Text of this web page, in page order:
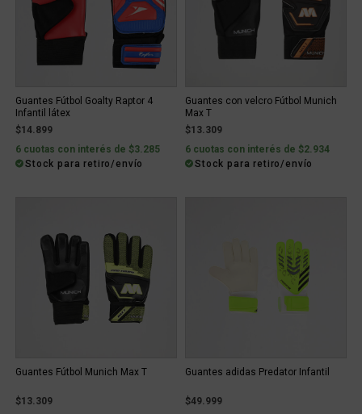
Guantes Fútbol Goalty Raptor 4
Infantil látex
$14.899
6 cuotas con interés de $3.285
Stock para retiro/envío
Guantes con velcro Fútbol Munich
Max T
$13.309
6 cuotas con interés de $2.934
Stock para retiro/envío
Guantes Fútbol Munich Max T
$13.309
Guantes adidas Predator Infantil
$49.999